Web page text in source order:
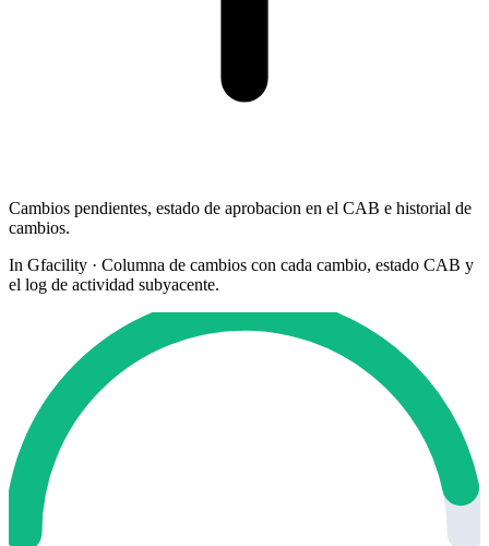
Cambios pendientes, estado de aprobacion en el CAB e historial de
cambios.
In Gfacility · Columna de cambios con cada cambio, estado CAB y
el log de actividad subyacente.